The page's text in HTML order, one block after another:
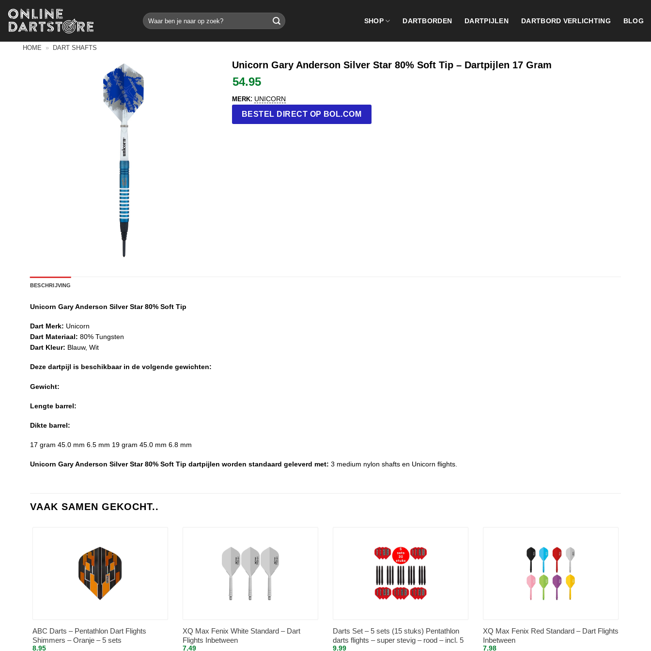
naar
inhoud
Zoeken
naar:
SHOP DARTBORDEN DARTPIJLEN DARTBORD VERLICHTING BLOG
HOME » DART SHAFTS
Unicorn Gary Anderson Silver Star 80% Soft Tip – Dartpijlen 17 Gram
54.95
MERK: UNICORN
BESTEL DIRECT OP BOL.COM
BESCHRIJVING
Unicorn Gary Anderson Silver Star 80% Soft Tip
Dart Merk: Unicorn
Dart Materiaal: 80% Tungsten
Dart Kleur: Blauw, Wit
Deze dartpijl is beschikbaar in de volgende gewichten:
Gewicht:
Lengte barrel:
Dikte barrel:
17 gram 45.0 mm 6.5 mm 19 gram 45.0 mm 6.8 mm
Unicorn Gary Anderson Silver Star 80% Soft Tip dartpijlen worden standaard geleverd met: 3 medium nylon shafts en Unicorn flights.
VAAK SAMEN GEKOCHT..
ABC Darts – Pentathlon Dart Flights
Shimmers – Oranje – 5 sets
8.95
XQ Max Fenix White Standard – Dart
Flights Inbetween
7.49
Darts Set – 5 sets (15 stuks) Pentathlon
darts flights – super stevig – rood – incl. 5
sets (15 stuks) – medium – darts shafts –
9.99
XQ Max Fenix Red Standard – Dart Flights
Inbetween
7.98